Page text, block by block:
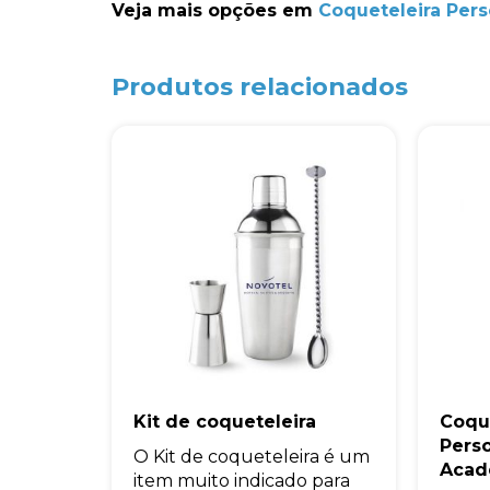
Veja mais opções em Coqueteleira
Produtos relacionados
Kit de coqueteleira
O Kit de coqueteleira é um
item muito indicado para